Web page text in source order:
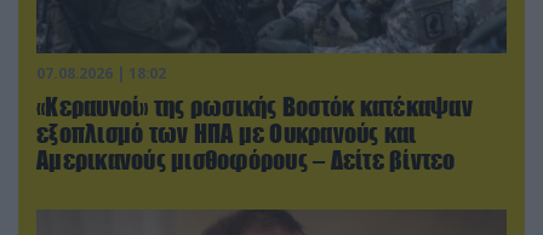
07.08.2026 | 18:02
«Κεραυνοί» της ρωσικής Βοστόκ κατέκαψαν
εξοπλισμό των ΗΠΑ με Ουκρανούς και
Αμερικανούς μισθοφόρους – Δείτε βίντεο